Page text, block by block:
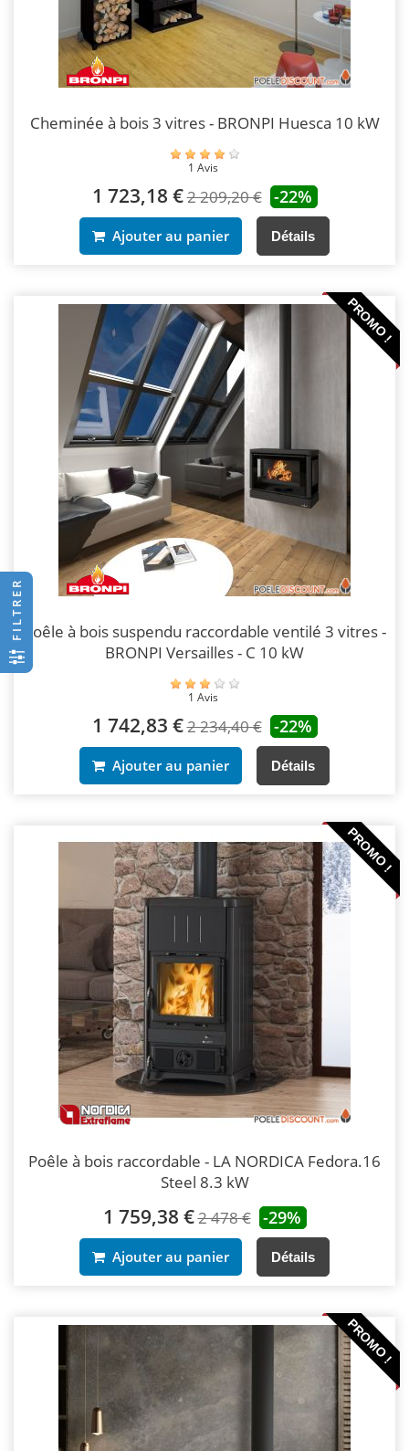
Cheminée à bois 3 vitres - BRONPI Huesca 10 kW
1 Avis
1 723,18 €2 209,20 € -22%
Ajouter au panier Détails
PROMO !
Poêle à bois suspendu raccordable ventilé 3 vitres -
BRONPI Versailles - C 10 kW
1 Avis
1 742,83 €2 234,40 € -22%
Ajouter au panier Détails
PROMO !
Poêle à bois raccordable - LA NORDICA Fedora.16
Steel 8.3 kW
1 759,38 €2 478 € -29%
Ajouter au panier Détails
PROMO !
FILTRER